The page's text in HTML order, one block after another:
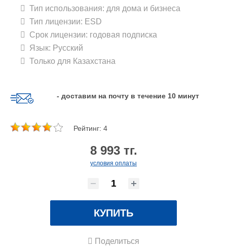
Тип использования: для дома и бизнеса
Тип лицензии: ESD
Срок лицензии: годовая подписка
Язык: Русский
Только для Казахстана
- доставим на почту в течение 10 минут
Рейтинг: 4
8 993 тг.
условия оплаты
КУПИТЬ
Поделиться